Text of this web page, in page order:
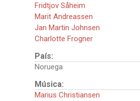
Fridtjov Såheim
Marit Andreassen
Jan Martin Johnsen
Charlotte Frogner
País:
Noruega
Música:
Marius Christiansen